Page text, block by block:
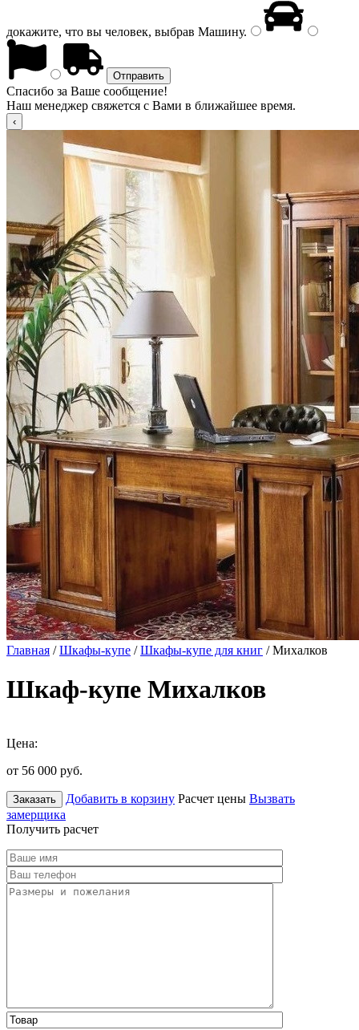
докажите, что вы человек, выбрав Машину.
Спасибо за Ваше сообщение!
Наш менеджер свяжется с Вами в ближайшее время.
Главная /Шкафы-купе /Шкафы-купе для книг / Михалков
Шкаф-купе Михалков
Цена:
от 56 000 руб.
Заказать Добавить в корзину Расчет цены Вызвать
замерщика
Получить расчет